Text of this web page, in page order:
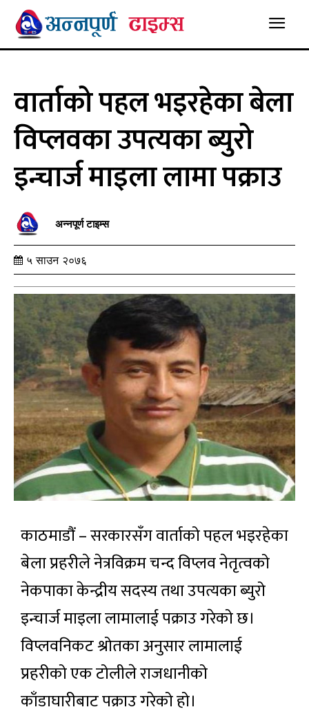
वार्ताको पहल भइरहेका बेला
विप्लवका उपत्यका ब्युरो
इन्चार्ज माइला लामा पक्राउ
अन्नपूर्ण टाइम्स
५ साउन २०७६
काठमाडौं – सरकारसँग वार्ताको पहल भइरहेका
बेला प्रहरीले नेत्रविक्रम चन्द विप्लव नेतृत्वको
नेकपाका केन्द्रीय सदस्य तथा उपत्यका ब्युरो
इन्चार्ज माइला लामालाई पक्राउ गरेको छ।
विप्लवनिकट श्रोतका अनुसार लामालाई
प्रहरीको एक टोलीले राजधानीको
काँडाघारीबाट पक्राउ गरेको हो।